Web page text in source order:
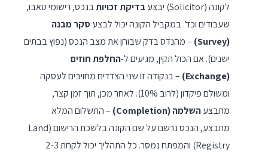
לקונה (Solicitor) יבצע
בדיקת זכויותבנכס, רישומי טאבו,
שעבודים וכד'. במקביל הקונה יכול לבצעסקר מבנה
(Survey)
– מהנדס בדק שבוחן את מצב הנכס (נפוץ בבתים
ישנים). אם הכול תקין, מגיעים ל-החלפת חוזים
(Exchange)
– בנקודה זו שני הצדדים מחויבים לעסקה
ומשולם פיקדון (לרוב 10%). לאחר מכן, תוך זמן קצר,
מתבצעהשלמה (Completion)
– התשלום המלא
מתבצע, הנכס נרשם על שם הקונה בלשכת הרישום (Land
Registry) והמפתח נמסר. כל התהליך יכול לקחת 2-3